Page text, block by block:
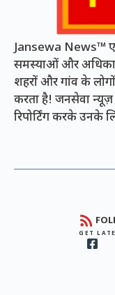
Jansewa News™
समस्याओं और
शहरों और गांव के
करता है! जनसेवा न्यूज़
रिपोर्टिंग करके उनके
GET